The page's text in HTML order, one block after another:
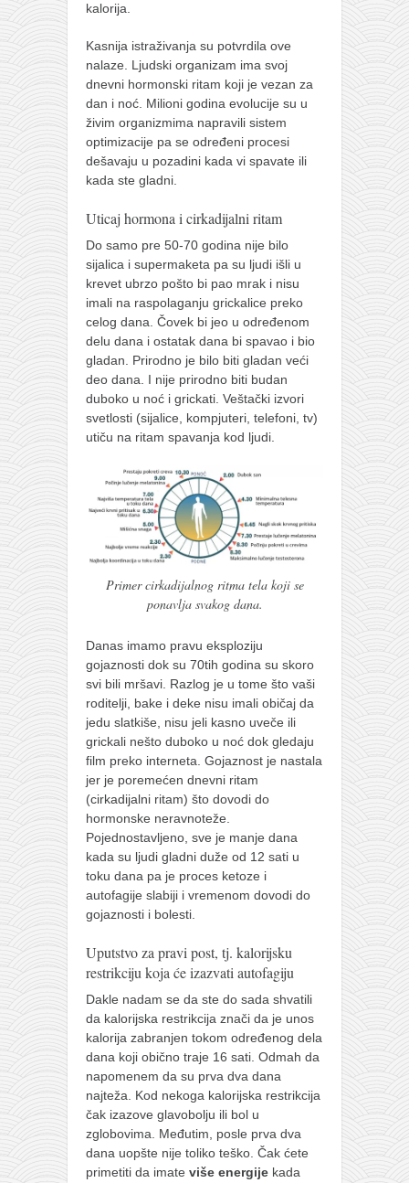
kalorija.
Kasnija istraživanja su potvrdila ove
nalaze. Ljudski organizam ima svoj
dnevni hormonski ritam koji je vezan za
dan i noć. Milioni godina evolucije su u
živim organizmima napravili sistem
optimizacije pa se određeni procesi
dešavaju u pozadini kada vi spavate ili
kada ste gladni.
Uticaj hormona i cirkadijalni ritam
Do samo pre 50-70 godina nije bilo
sijalica i supermaketa pa su ljudi išli u
krevet ubrzo pošto bi pao mrak i nisu
imali na raspolaganju grickalice preko
celog dana. Čovek bi jeo u određenom
delu dana i ostatak dana bi spavao i bio
gladan. Prirodno je bilo biti gladan veći
deo dana. I nije prirodno biti budan
duboko u noć i grickati. Veštački izvori
svetlosti (sijalice, kompjuteri, telefoni, tv)
utiču na ritam spavanja kod ljudi.
Primer cirkadijalnog ritma tela koji se
ponavlja svakog dana.
Danas imamo pravu eksploziju
gojaznosti dok su 70tih godina su skoro
svi bili mršavi. Razlog je u tome što vaši
roditelji, bake i deke nisu imali običaj da
jedu slatkiše, nisu jeli kasno uveče ili
grickali nešto duboko u noć dok gledaju
film preko interneta. Gojaznost je nastala
jer je poremećen dnevni ritam
(cirkadijalni ritam) što dovodi do
hormonske neravnoteže.
Pojednostavljeno, sve je manje dana
kada su ljudi gladni duže od 12 sati u
toku dana pa je proces ketoze i
autofagije slabiji i vremenom dovodi do
gojaznosti i bolesti.
Uputstvo za pravi post, tj. kalorijsku
restrikciju koja će izazvati autofagiju
Dakle nadam se da ste do sada shvatili
da kalorijska restrikcija znači da je unos
kalorija zabranjen tokom određenog dela
dana koji obično traje 16 sati. Odmah da
napomenem da su prva dva dana
najteža. Kod nekoga kalorijska restrikcija
čak izazove glavobolju ili bol u
zglobovima. Međutim, posle prva dva
dana uopšte nije toliko teško. Čak ćete
primetiti da imate više energije kada